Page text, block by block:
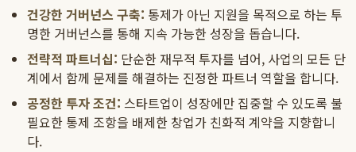
건강한 거버넌스 구축: 통제가 아닌 지원을 목적으로 하는 투
명한 거버넌스를 통해 지속 가능한 성장을 돕습니다.
전략적 파트너십: 단순한 재무적 투자를 넘어, 사업의 모든 단
계에서 함께 문제를 해결하는 진정한 파트너 역할을 합니다.
공정한 투자 조건: 스타트업이 성장에만 집중할 수 있도록 불
필요한 통제 조항을 배제한 창업가 친화적 계약을 지향합니
다.